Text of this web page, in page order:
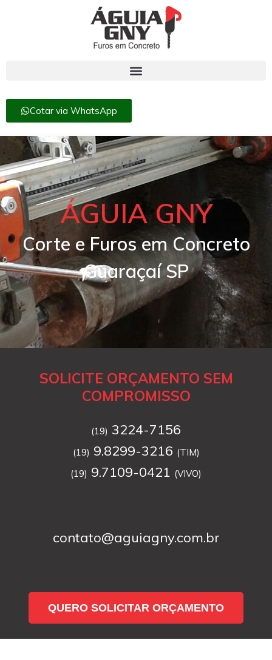
Cotar via WhatsApp
ÁGUIA GNY
Corte e Furos em Concreto
Guaraçaí SP
SOLICITE ORÇAMENTO SEM
COMPROMISSO
(19) 3224-7156
(19) 9.8299-3216 (TIM)
(19) 9.7109-0421 (VIVO)
contato@aguiagny.com.br
QUERO SOLICITAR ORÇAMENTO